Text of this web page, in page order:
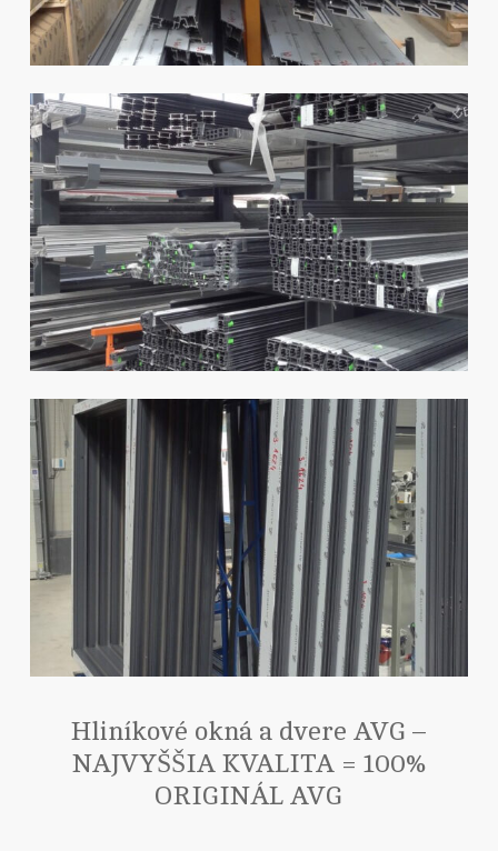
Hliníkové okná a dvere AVG –
NAJVYŠŠIA KVALITA = 100%
ORIGINÁL AVG